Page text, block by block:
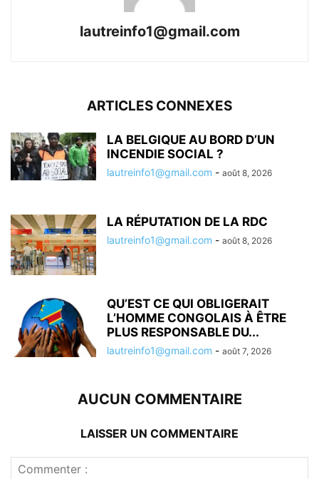
lautreinfo1@gmail.com
ARTICLES CONNEXES
LA BELGIQUE AU BORD D’UN
INCENDIE SOCIAL ?
lautreinfo1@gmail.com - août 8, 2026
LA RÉPUTATION DE LA RDC
lautreinfo1@gmail.com - août 8, 2026
QU’EST CE QUI OBLIGERAIT
L’HOMME CONGOLAIS À ÊTRE
PLUS RESPONSABLE DU...
lautreinfo1@gmail.com - août 7, 2026
AUCUN COMMENTAIRE
LAISSER UN COMMENTAIRE